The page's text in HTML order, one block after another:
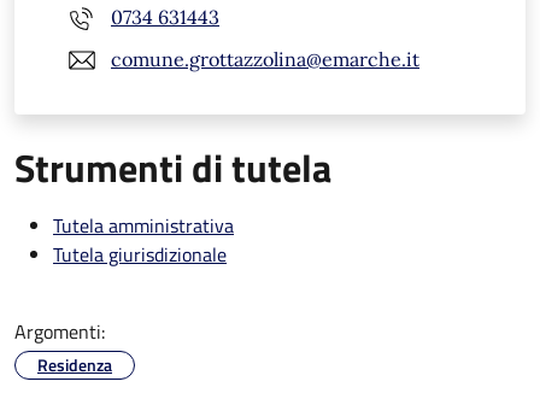
0734 631443
comune.grottazzolina@emarche.it
Strumenti di tutela
Tutela amministrativa
Tutela giurisdizionale
Argomenti:
Residenza